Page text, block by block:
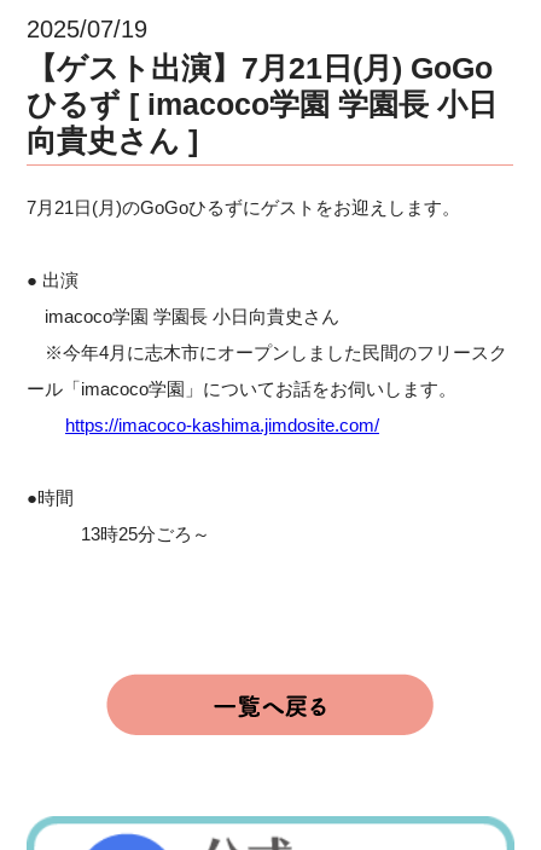
2025/07/19
【ゲスト出演】7月21日(月) GoGo
ひるず [ imacoco学園 学園長 小日
向貴史さん ]
7月21日(月)のGoGoひるずにゲストをお迎えします。
● 出演
imacoco学園 学園長 小日向貴史さん
※今年4月に志木市にオープンしました民間のフリースク
ール「imacoco学園」についてお話をお伺いします。
https://imacoco-kashima.jimdosite.com/
●時間
13時25分ごろ～